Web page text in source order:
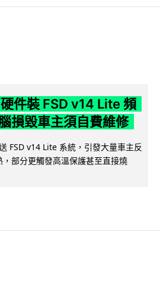
件裝 FSD v14 Lite 頻
損毀車主須自費維修
FSD v14 Lite 系統，引發大量車主反
部分更觸發高溫保護甚至直接燒